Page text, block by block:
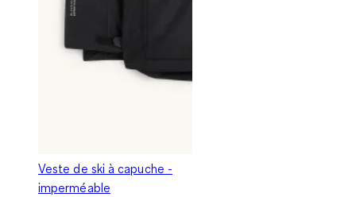
Veste de ski à capuche -
imperméable